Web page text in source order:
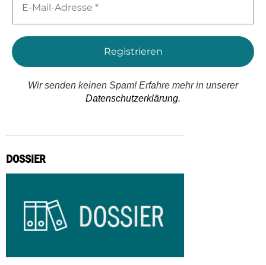
Mail-
*
Wir senden keinen Spam! Erfahre mehr in unserer
Datenschutzerklärung.
DOSSIER